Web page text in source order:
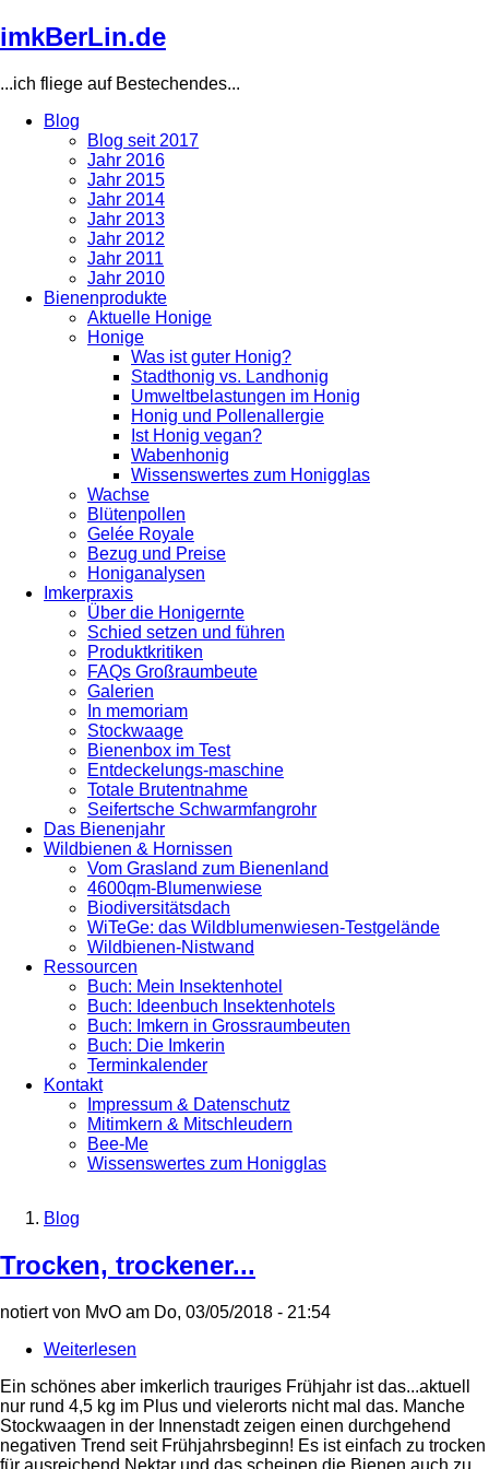
Direkt
zum
imkBerLin.de
...ich fliege auf Bestechendes...
navigation
Blog
Blog seit 2017
Jahr 2016
Jahr 2015
Jahr 2014
Jahr 2013
Jahr 2012
Jahr 2011
Jahr 2010
Bienenprodukte
Aktuelle Honige
Honige
Was ist guter Honig?
Stadthonig vs. Landhonig
Umweltbelastungen im Honig
Honig und Pollenallergie
Ist Honig vegan?
Wabenhonig
Wissenswertes zum Honigglas
Wachse
Blütenpollen
Gelée Royale
Bezug und Preise
Honiganalysen
Imkerpraxis
Über die Honigernte
Schied setzen und führen
Produktkritiken
FAQs Großraumbeute
Galerien
In memoriam
Stockwaage
Bienenbox im Test
Entdeckelungs-maschine
Totale Brutentnahme
Seifertsche Schwarmfangrohr
Das Bienenjahr
Wildbienen & Hornissen
Vom Grasland zum Bienenland
4600qm-Blumenwiese
Biodiversitätsdach
WiTeGe: das Wildblumenwiesen-Testgelände
Wildbienen-Nistwand
Ressourcen
Buch: Mein Insektenhotel
Buch: Ideenbuch Insektenhotels
Buch: Imkern in Grossraumbeuten
Buch: Die Imkerin
Terminkalender
Kontakt
Impressum & Datenschutz
Mitimkern & Mitschleudern
Bee-Me
Wissenswertes zum Honigglas
Blog
Trocken, trockener...
notiert von MvO am Do, 03/05/2018 - 21:54
Weiterlesen
trockener...
Ein schönes aber imkerlich trauriges Frühjahr ist das...aktuell
nur rund 4,5 kg im Plus und vielerorts nicht mal das. Manche
Stockwaagen in der Innenstadt zeigen einen durchgehend
negativen Trend seit Frühjahrsbeginn! Es ist einfach zu trocken
für ausreichend Nektar und das scheinen die Bienen auch zu